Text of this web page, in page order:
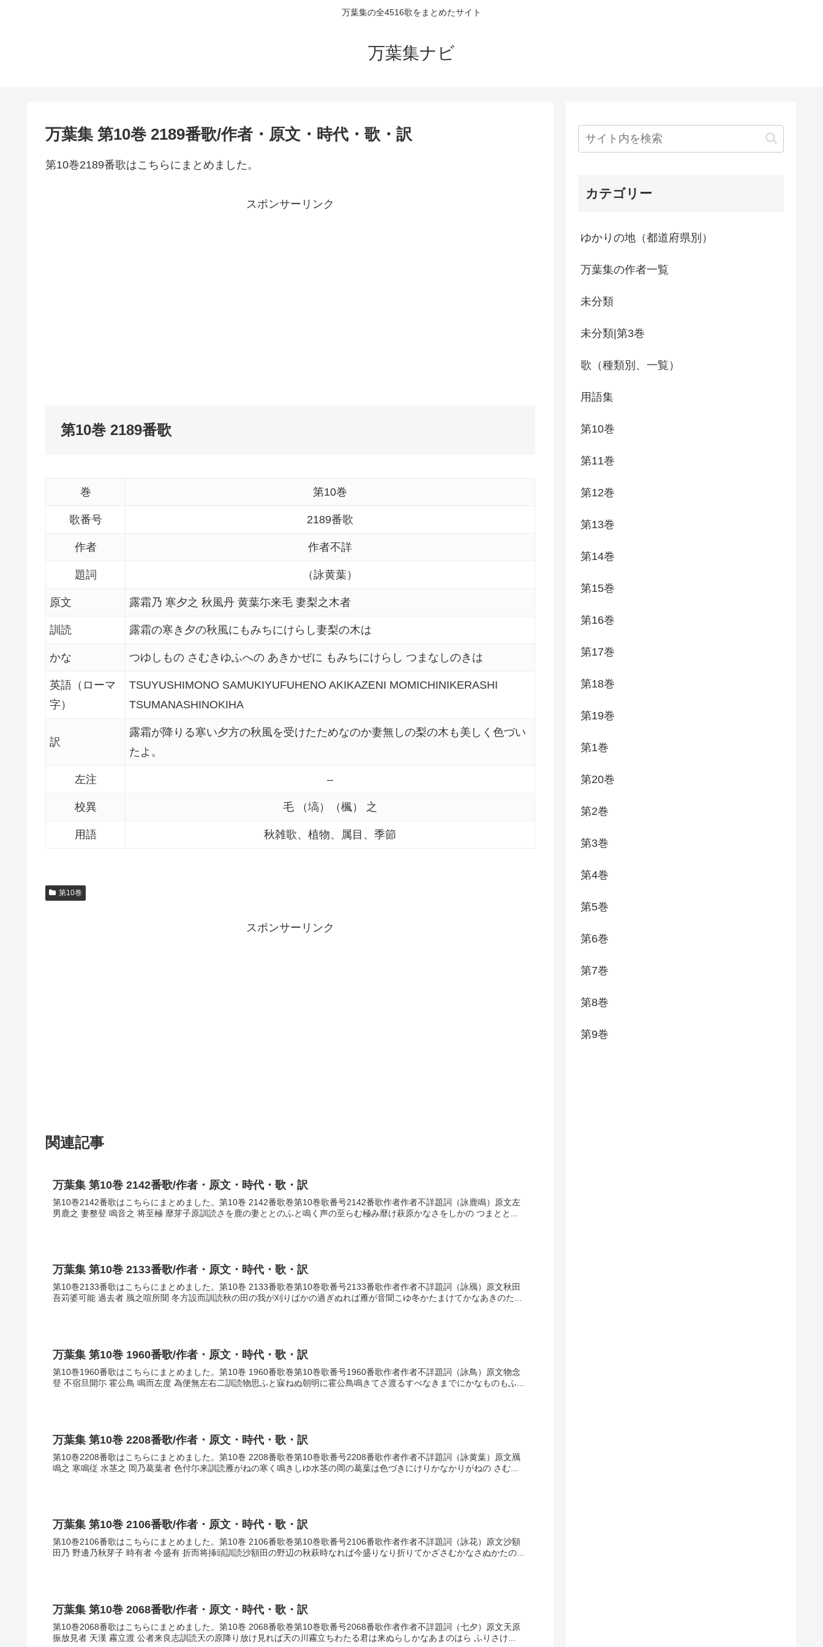
万葉集の全4516歌をまとめたサイト
万葉集ナビ
万葉集 第10巻 2189番歌/作者・原文・時代・歌・訳
第10巻2189番歌はこちらにまとめました。
スポンサーリンク
第10巻 2189番歌
巻 第10巻
歌番号 2189番歌
作者 作者不詳
題詞 （詠黄葉）
原文 露霜乃 寒夕之 秋風丹 黄葉尓来毛 妻梨之木者
訓読 露霜の寒き夕の秋風にもみちにけらし妻梨の木は
かな つゆしもの さむきゆふへの あきかぜに もみちにけらし つまなしのきは
英語（ローマ
字）
TSUYUSHIMONO SAMUKIYUFUHENO AKIKAZENI MOMICHINIKERASHI
TSUMANASHINOKIHA
訳
露霜が降りる寒い夕方の秋風を受けたためなのか妻無しの梨の木も美しく色づい
たよ。
左注 –
校異 毛 （塙）（楓） 之
用語 秋雑歌、植物、属目、季節
第10巻
スポンサーリンク
関連記事
万葉集 第10巻 2142番歌/作者・原文・時代・歌・訳
第10巻2142番歌はこちらにまとめました。第10巻 2142番歌巻第10巻歌番号2142番歌作者作者不詳題詞（詠鹿鳴）原文左
男鹿之 妻整登 鳴音之 将至極 靡芽子原訓読さを鹿の妻ととのふと鳴く声の至らむ極み靡け萩原かなさをしかの つまとと...
万葉集 第10巻 2133番歌/作者・原文・時代・歌・訳
第10巻2133番歌はこちらにまとめました。第10巻 2133番歌巻第10巻歌番号2133番歌作者作者不詳題詞（詠鴈）原文秋田
吾苅婆可能 過去者 鴈之喧所聞 冬方設而訓読秋の田の我が刈りばかの過ぎぬれば雁が音聞こゆ冬かたまけてかなあきのた...
万葉集 第10巻 1960番歌/作者・原文・時代・歌・訳
第10巻1960番歌はこちらにまとめました。第10巻 1960番歌巻第10巻歌番号1960番歌作者作者不詳題詞（詠鳥）原文物念
登 不宿旦開尓 霍公鳥 鳴而左度 為便無左右二訓読物思ふと寐ねぬ朝明に霍公鳥鳴きてさ渡るすべなきまでにかなものもふ...
万葉集 第10巻 2208番歌/作者・原文・時代・歌・訳
第10巻2208番歌はこちらにまとめました。第10巻 2208番歌巻第10巻歌番号2208番歌作者作者不詳題詞（詠黄葉）原文鴈
鳴之 寒鳴従 水茎之 岡乃葛葉者 色付尓来訓読雁がねの寒く鳴きしゆ水茎の岡の葛葉は色づきにけりかなかりがねの さむ...
万葉集 第10巻 2106番歌/作者・原文・時代・歌・訳
第10巻2106番歌はこちらにまとめました。第10巻 2106番歌巻第10巻歌番号2106番歌作者作者不詳題詞（詠花）原文沙額
田乃 野邊乃秋芽子 時有者 今盛有 折而将挿頭訓読沙額田の野辺の秋萩時なれば今盛りなり折りてかざさむかなさぬかたの...
万葉集 第10巻 2068番歌/作者・原文・時代・歌・訳
第10巻2068番歌はこちらにまとめました。第10巻 2068番歌巻第10巻歌番号2068番歌作者作者不詳題詞（七夕）原文天原
振放見者 天漢 霧立渡 公者来良志訓読天の原降り放け見れば天の川霧立ちわたる君は来ぬらしかなあまのはら ふりさけ...
カテゴリー
ゆかりの地（都道府県別）
万葉集の作者一覧
未分類
未分類|第3巻
歌（種類別、一覧）
用語集
第10巻
第11巻
第12巻
第13巻
第14巻
第15巻
第16巻
第17巻
第18巻
第19巻
第1巻
第20巻
第2巻
第3巻
第4巻
第5巻
第6巻
第7巻
第8巻
第9巻